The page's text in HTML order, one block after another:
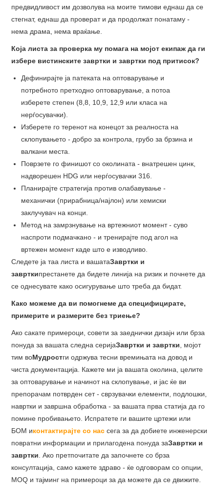
предвидливост им дозволува на моите тимови еднаш да се
стегнат, еднаш да проверат и да продолжат понатаму -
нема драма, нема враќање.
Која листа за проверка му помага на мојот екипаж да ги
избере вистинските завртки и завртки под притисок?
Дефинирајте ја патеката на оптоварување и
потребното претходно оптоварување, а потоа
изберете степен (8,8, 10,9, 12,9 или класа на
нерѓосувачки).
Изберете го теренот на конецот за реалноста на
склопувањето - добро за контрола, грубо за брзина и
валкани места.
Поврзете го финишот со околината - внатрешен цинк,
надворешен HDG или нерѓосувачки 316.
Планирајте стратегија против олабавување -
механички (прирабница/најлон) или хемиски
заклучувач на конци.
Метод на замрзнување на вртежниот момент - суво
наспроти подмачкано - и тренирајте под агол на
вртежен момент каде што е изводливо.
Следете ја таа листа и вашатаЗавртки и
заврткипрестанете да бидете линија на ризик и почнете да
се однесувате како осигурување што треба да бидат.
Како можеме да ви помогнеме да специфицирате,
примерите и размерите без триење?
Ако сакате примероци, совети за заеднички дизајн или брза
понуда за вашата следна серијаЗавртки и завртки , мојот
тим воМудростги одржува тесни времињата на довод и
чиста документација. Кажете ми ја вашата околина, целите
за оптоварување и начинот на склопување, и јас ќе ви
препорачам потврден сет - сврзувачки елементи, подлошки,
навртки и завршна обработка - за вашата прва статија да го
помине пробивањето. Испратете ги вашите цртежи или
БОМ иконтактирајте со нас сега за да добиете инженерски
повратни информации и прилагодена понуда заЗавртки и
завртки . Ако претпочитате да започнете со брза
консултација, само кажете здраво - ќе одговорам со опции,
MOQ и тајминг на примероци за да можете да се движите.